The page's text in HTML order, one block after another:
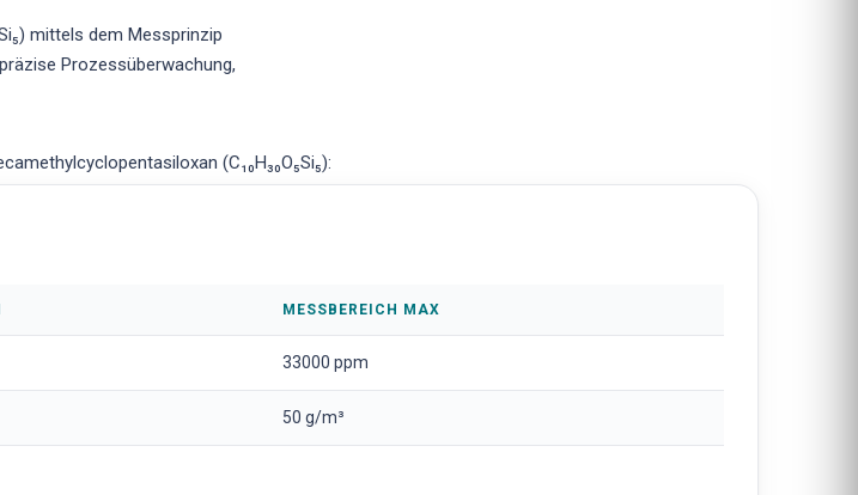
mittels dem Messprinzip
Prozessüberwachung,
(C₁₀H₃₀O₅Si₅):
MESSBEREICH MAX
33000 ppm
50 g/m³